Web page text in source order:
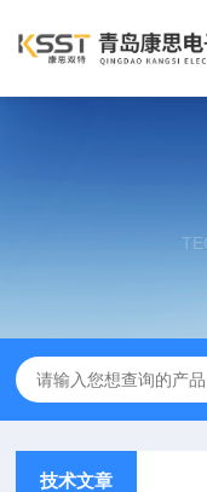
技术文章